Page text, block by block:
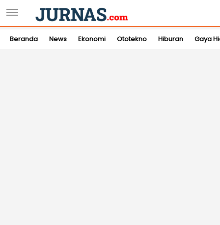
Beranda News Ekonomi Ototekno Hiburan Gaya